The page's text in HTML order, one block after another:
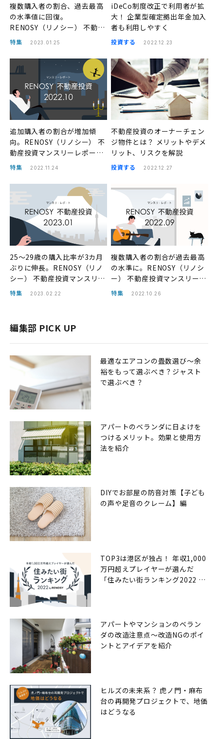
複数購入者の割合、過去最高
の水準値に回復。
RENOSY（リノシー） 不動産
投資マンスリーレポート2022
特集 2023.01.25
iDeCo制度改正で利用者が拡
大！ 企業型確定拠出年金加入
者も利用しやすく
投資する 2022.12.23
追加購入者の割合が増加傾
向。RENOSY（リノシー） 不
動産投資マンスリーレポート
2022年10月
特集 2022.11.24
不動産投資のオーナーチェン
ジ物件とは？ メリットやデメ
リット、リスクを解説
投資する 2022.12.27
25〜29歳の購入比率が3カ月
ぶりに伸長。RENOSY（リノ
シー） 不動産投資マンスリー
レポート2023年1月
特集 2023.02.22
複数購入者の割合が過去最高
の水準に。RENOSY（リノシ
ー） 不動産投資マンスリーレ
ポート2022年9月
特集 2022.10.26
編集部 PICK UP
最適なエアコンの畳数選び〜余
裕をもって選ぶべき？ジャスト
で選ぶべき？
アパートのベランダに日よけを
つけるメリット。効果と使用方
法を紹介
DIYでお部屋の防音対策【子ども
の声や足音のクレーム】編
TOP3は港区が独占！ 年収1,000
万円超えプレイヤーが選んだ
「住みたい街ランキング2022 by
アパートやマンションのベラン
ダの改造注意点〜改造NGのポイ
ントとアイデアを紹介
ヒルズの未来系？ 虎ノ門・麻布
台の再開発プロジェクトで、地価
はどうなる